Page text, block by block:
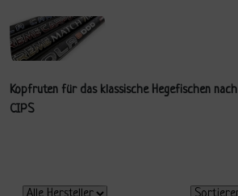
Kopfruten für das klassische Hegefischen nach
CIPS